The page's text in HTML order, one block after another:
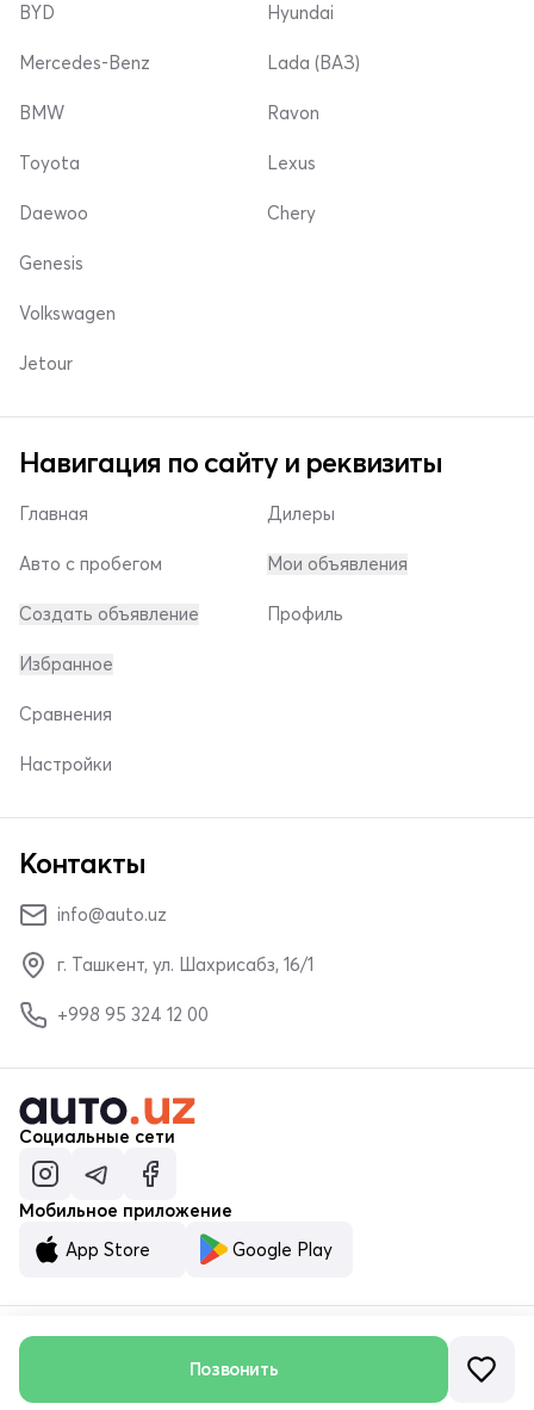
Позвонить
BYD
Mercedes-Benz
Hyundai
Lada (ВАЗ)
BMW
Toyota
Daewoo
Ravon
Lexus
Chery
Genesis
Volkswagen
Jetour
Навигация по сайту и реквизиты
Главная
Авто с пробегом
Создать объявление
Дилеры
Мои объявления
Профиль
Избранное
Сравнения
Настройки
Контакты
info@auto.uz
г. Ташкент, ул. Шахрисабз, 16/1
+998 95 324 12 00
Социальные сети
Мобильное приложение
App Store
Google Play
© ООО «MALUMOTNOMA» 2023–2026